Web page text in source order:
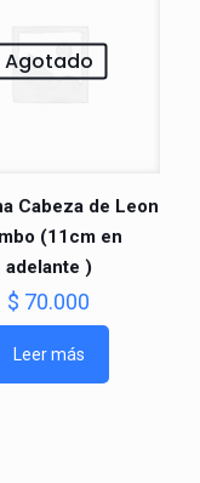
Agotado
Cabeza de Leon
(11cm en
adelante )
$ 70.000
Leer más